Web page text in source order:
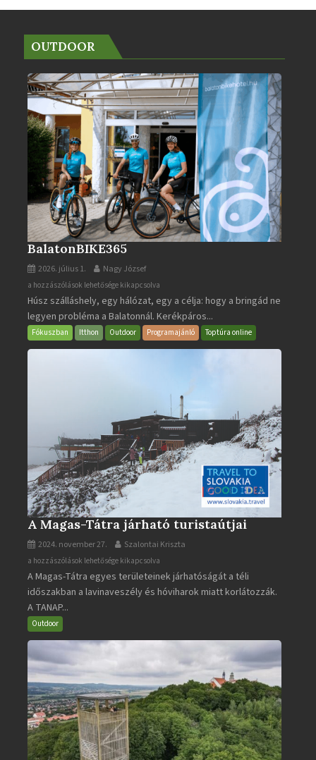
OUTDOOR
BalatonBIKE365
2026. július 1. Nagy József
BalatonBIKE365
bejegyzéshez
a hozzászólások lehetősége kikapcsolva
Húsz szálláshely, egy hálózat, egy a célja: hogy a bringád ne
legyen probléma a Balatonnál. Kerékpáros...
Fókuszban Itthon Outdoor Programajánló Toptúra online
A Magas-Tátra járható turistaútjai
2024. november 27. Szalontai Kriszta
A
Magas-
Tátra
járható
turistaútjai
bejegyzéshez
a hozzászólások lehetősége kikapcsolva
A Magas-Tátra egyes területeinek járhatóságát a téli
időszakban a lavinaveszély és hóviharok miatt korlátozzák.
A TANAP...
Outdoor